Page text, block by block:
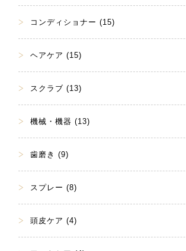
コンディショナー (15)
ヘアケア (15)
スクラブ (13)
機械・機器 (13)
歯磨き (9)
スプレー (8)
頭皮ケア (4)